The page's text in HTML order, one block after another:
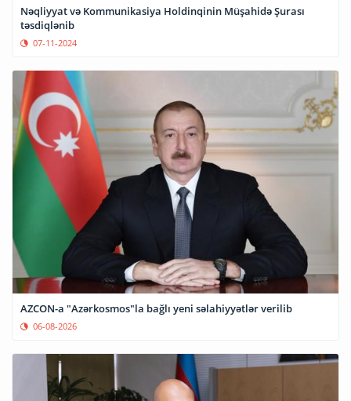
Nəqliyyat və Kommunikasiya Holdinqinin Müşahidə Şurası
təsdiqlənib
07-11-2024
AZCON-a "Azərkosmos"la bağlı yeni səlahiyyətlər verilib
06-08-2026